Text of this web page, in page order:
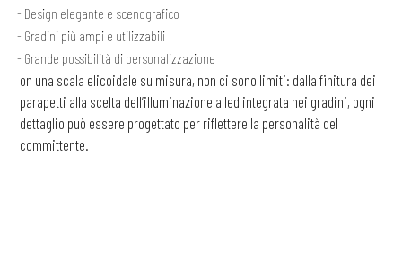
Design elegante e scenografico
Gradini più ampi e utilizzabili
Grande possibilità di personalizzazione
on una scala elicoidale su misura, non ci sono limiti: dalla finitura dei
parapetti alla scelta dell’illuminazione a led integrata nei gradini, ogni
dettaglio può essere progettato per riflettere la personalità del
committente.